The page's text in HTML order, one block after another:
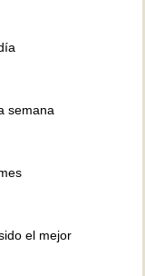
semana
el mejor